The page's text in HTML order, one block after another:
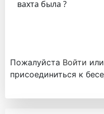
вахта была ?
Пожалуйста Войти или
присоединиться к